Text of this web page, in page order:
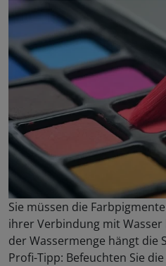
Sie müssen die
ihrer Verbindung mit
der Wassermenge hängt die
Profi-Tipp: Befeuchten Sie